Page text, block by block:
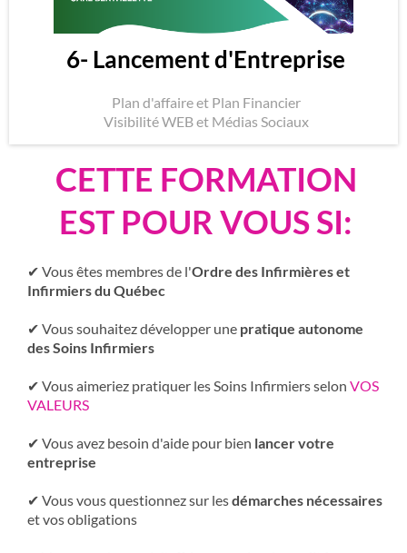
6- Lancement d'Entreprise
Plan d'affaire et Plan Financier
Visibilité WEB et Médias Sociaux
CETTE FORMATION
EST POUR VOUS SI:
✔ Vous êtes membres de l'Ordre des Infirmières et
Infirmiers du Québec
✔ Vous souhaitez développer une pratique autonome
des Soins Infirmiers
✔ Vous aimeriez pratiquer les Soins Infirmiers selon VOS
VALEURS
✔ Vous avez besoin d'aide pour bien lancer votre
entreprise
✔ Vous vous questionnez sur lesdémarches nécessaires
et vos obligations